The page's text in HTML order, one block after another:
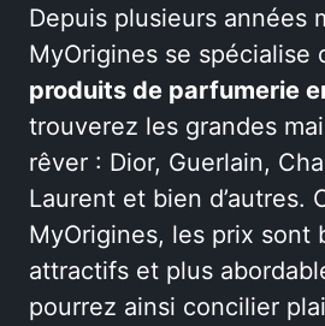
Depuis plusieurs années
MyOrigines se spécialise
produits de parfumerie
trouverez les grandes
rêver : Dior, Guerlain,
Laurent et bien d’autres.
MyOrigines, les prix sont
attractifs et plus
pourrez ainsi concilier